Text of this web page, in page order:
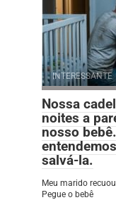
INTERESSANTE
Nossa
noites a
nosso
salvá-la.
Meu marido
Pegue o bebê